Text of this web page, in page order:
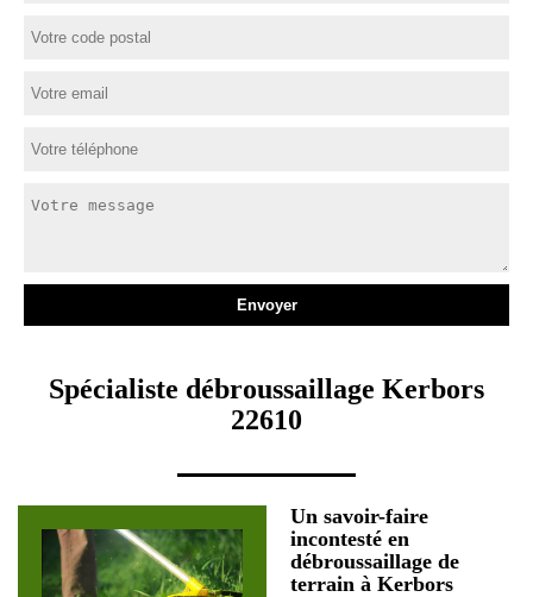
Spécialiste débroussaillage Kerbors
22610
Un savoir-faire
incontesté en
débroussaillage de
terrain à Kerbors